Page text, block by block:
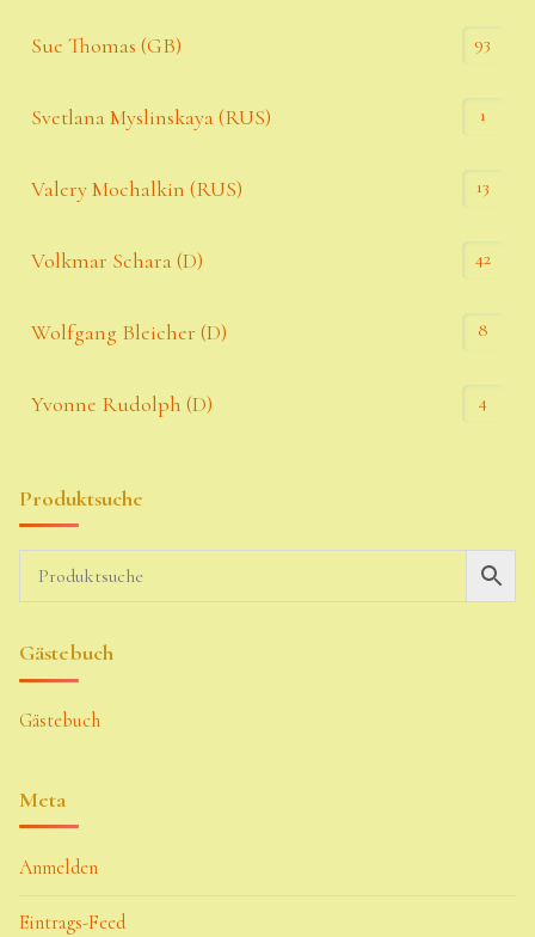
Sue Thomas (GB) 93
Svetlana Myslinskaya (RUS) 1
Valery Mochalkin (RUS) 13
Volkmar Schara (D) 42
Wolfgang Bleicher (D) 8
Yvonne Rudolph (D) 4
Produktsuche
Gästebuch
Gästebuch
Meta
Anmelden
Eintrags-Feed